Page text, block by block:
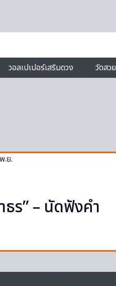
วอลเปเปอร์เสริมดวง วัดสวย
ร” – นัดฟังคำ